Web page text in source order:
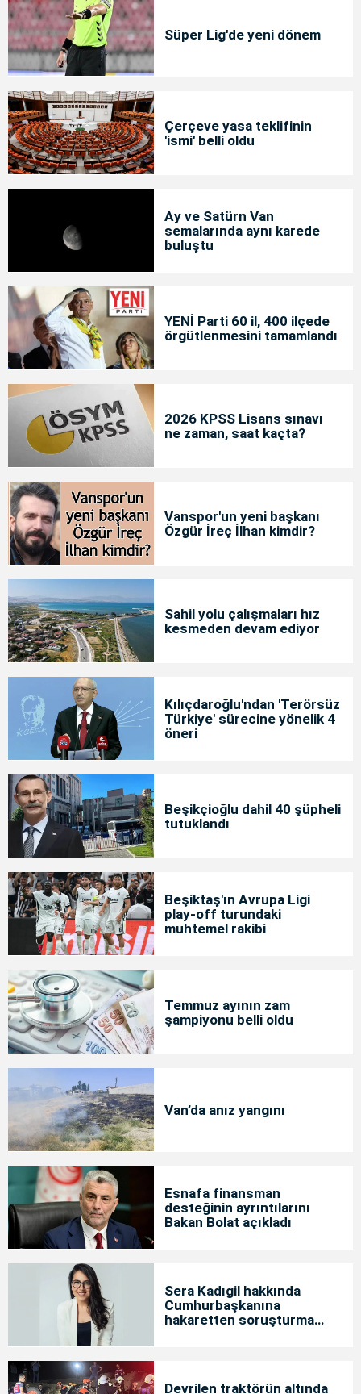
Süper Lig'de yeni dönem
Çerçeve yasa teklifinin
'ismi' belli oldu
Ay ve Satürn Van
semalarında aynı karede
buluştu
YENİ Parti 60 il, 400 ilçede
örgütlenmesini tamamlandı
2026 KPSS Lisans sınavı
ne zaman, saat kaçta?
Vanspor'un yeni başkanı
Özgür İreç İlhan kimdir?
Sahil yolu çalışmaları hız
kesmeden devam ediyor
Kılıçdaroğlu'ndan 'Terörsüz
Türkiye' sürecine yönelik 4
öneri
Beşikçioğlu dahil 40 şüpheli
tutuklandı
Beşiktaş'ın Avrupa Ligi
play-off turundaki
muhtemel rakibi
Temmuz ayının zam
şampiyonu belli oldu
Van’da anız yangını
Esnafa finansman
desteğinin ayrıntılarını
Bakan Bolat açıkladı
Sera Kadıgil hakkında
Cumhurbaşkanına
hakaretten soruşturma
Devrilen traktörün altında